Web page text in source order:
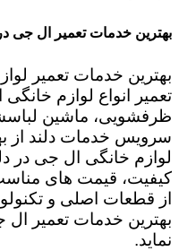
بهترین خدمات تعمیر ال جی
بهترین خدمات تعمیر
تعمیر انواع لوازم
ظرفشویی، ماشین
سرویس خدمات دلند از
لوازم خانگی ال جی در
کیفیت، قیمت های
از قطعات اصلی و
بهترین خدمات تعمیر ال
نماید.